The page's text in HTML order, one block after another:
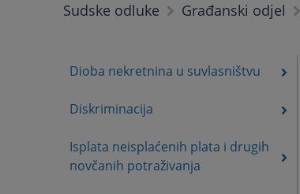
Sudske odluke Građanski odjel
Dioba nekretnina u suvlasništvu
Diskriminacija
Isplata neisplaćenih plata i drugih
novčanih potraživanja